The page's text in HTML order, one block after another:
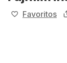
Favoritos